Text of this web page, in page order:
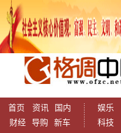
首页 资讯
国内
财经
导购 新车
娱乐
科技